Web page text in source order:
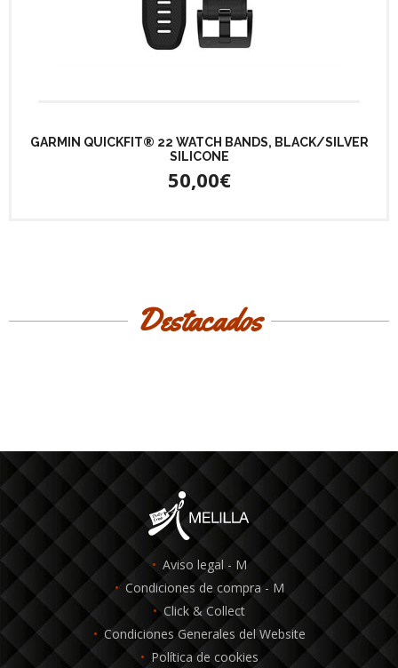
GARMIN QUICKFIT® 22 WATCH BANDS, BLACK/SILVER
SILICONE
50,00€
Destacados
Aviso legal - M
Condiciones de compra - M
Click & Collect
Condiciones Generales del Website
Política de cookies